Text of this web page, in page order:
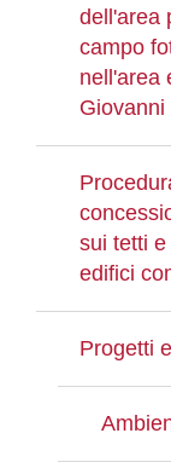
dell'area
campo
nell'area
sui tetti
edifici
Progetti